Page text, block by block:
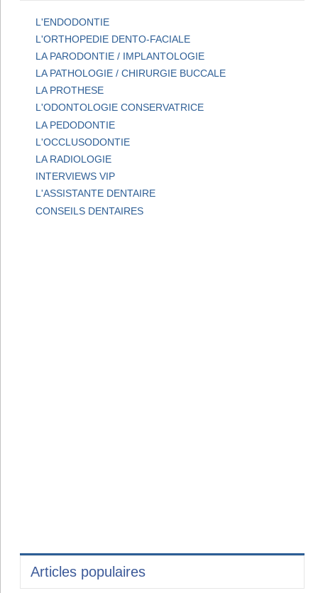
L'ENDODONTIE
L'ORTHOPEDIE DENTO-FACIALE
LA PARODONTIE / IMPLANTOLOGIE
LA PATHOLOGIE / CHIRURGIE BUCCALE
LA PROTHESE
L'ODONTOLOGIE CONSERVATRICE
LA PEDODONTIE
L'OCCLUSODONTIE
LA RADIOLOGIE
INTERVIEWS VIP
L'ASSISTANTE DENTAIRE
CONSEILS DENTAIRES
Articles populaires